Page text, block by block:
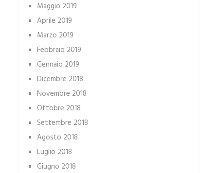
Maggio 2019
Aprile 2019
Marzo 2019
Febbraio 2019
Gennaio 2019
Dicembre 2018
Novembre 2018
Ottobre 2018
Settembre 2018
Agosto 2018
Luglio 2018
Giugno 2018